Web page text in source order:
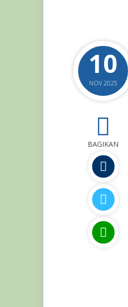
10
NOV 2025
BAGIKAN